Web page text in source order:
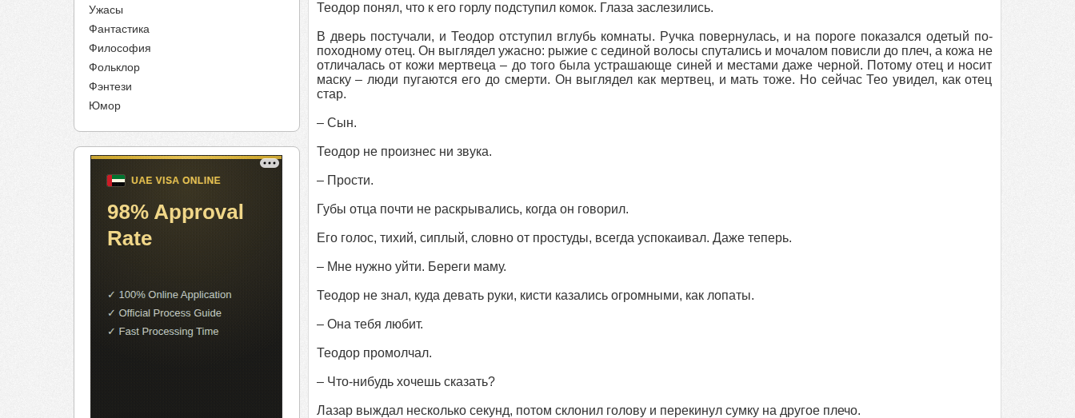
Ужасы
Фантастика
Философия
Фольклор
Фэнтези
Юмор
Теодор понял, что к его горлу подступил комок. Глаза заслезились.
В дверь постучали, и Теодор отступил вглубь комнаты. Ручка повернулась, и на пороге показался одетый по-
походному отец. Он выглядел ужасно: рыжие с сединой волосы спутались и мочалом повисли до плеч, а кожа не
отличалась от кожи мертвеца – до того была устрашающе синей и местами даже черной. Потому отец и носит
маску – люди пугаются его до смерти. Он выглядел как мертвец, и мать тоже. Но сейчас Тео увидел, как отец
стар.
– Сын.
Теодор не произнес ни звука.
– Прости.
Губы отца почти не раскрывались, когда он говорил.
Его голос, тихий, сиплый, словно от простуды, всегда успокаивал. Даже теперь.
– Мне нужно уйти. Береги маму.
Теодор не знал, куда девать руки, кисти казались огромными, как лопаты.
– Она тебя любит.
Теодор промолчал.
– Что-нибудь хочешь сказать?
Лазар выждал несколько секунд, потом склонил голову и перекинул сумку на другое плечо.